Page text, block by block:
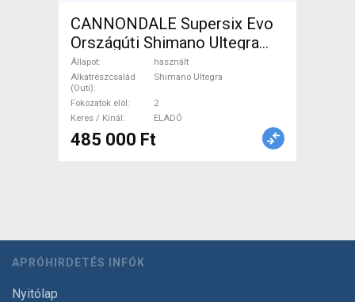
CANNONDALE Supersix Evo
Országúti Shimano Ultegra
patkófék használt ELADÓ
Állapot
használt
Alkatrészcsalád
(Outi)
Shimano Ultegra
Fokozatok elöl
2
Keres / Kínál
ELADÓ
485 000 Ft
APRÓHIRDETÉS INFÓK
Nyitólap